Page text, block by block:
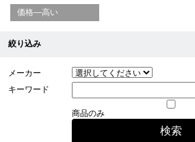
価格—高い
絞り込み
メーカー
キーワード
商品のみ